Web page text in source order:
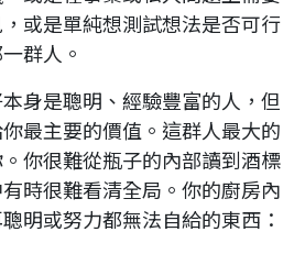
或是單純想測試想法是否可行
群人。
身是聰明、經驗豐富的人，但
最主要的價值。這群人最大的
你很難從瓶子的內部讀到酒標
時很難看清全局。你的廚房內
明或努力都無法自給的東西：